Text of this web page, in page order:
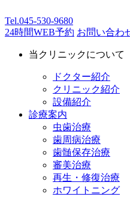
Tel.045-530-9680
24時間WEB予約 お問い合わ
当クリニックについて
ドクター紹介
クリニック紹介
設備紹介
診療案内
虫歯治療
歯周病治療
歯髄保存治療
審美治療
再生・修復治療
ホワイトニング